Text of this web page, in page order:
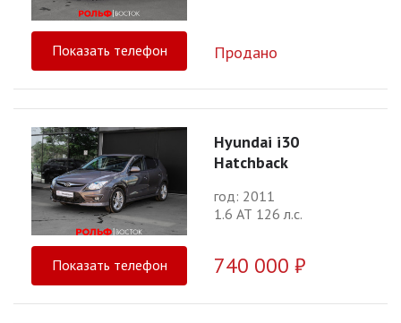
Показать телефон Продано
Hyundai i30
Hatchback
год: 2011
1.6 АТ 126 л.с.
Показать телефон 740 000 ₽